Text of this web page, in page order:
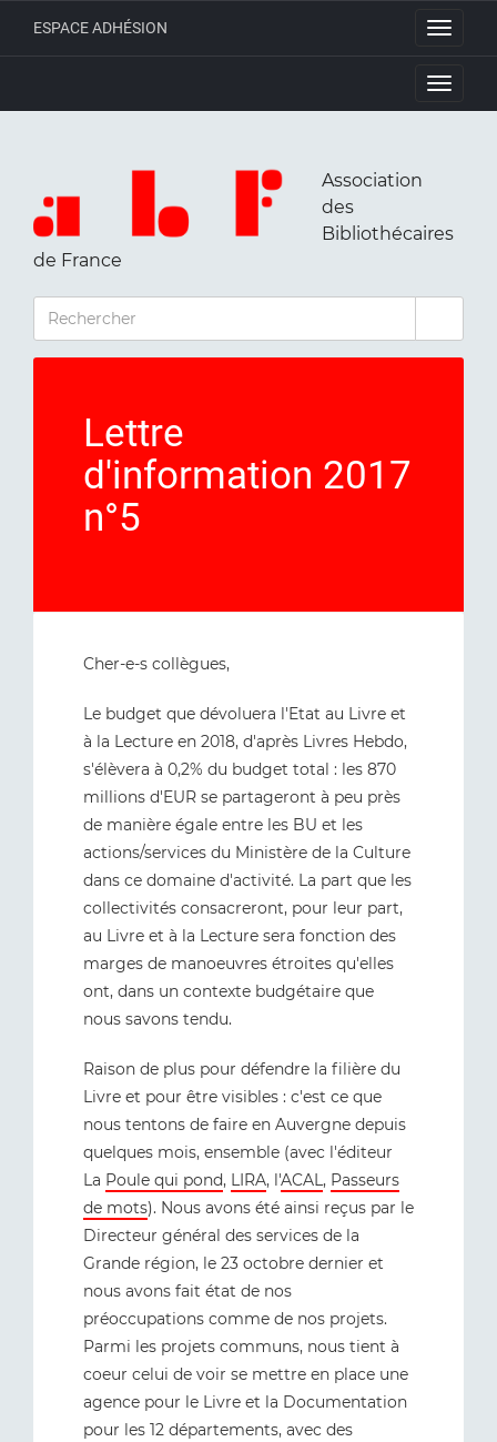
Toggle
ESPACE ADHÉSION
Toggle
Association
des
Bibliothécaires
de France
RECHERCHER
Lettre
d'information 2017
n°5
Cher-e-s collègues,
Le budget que dévoluera l'Etat au Livre et
à la Lecture en 2018, d'après Livres Hebdo,
s'élèvera à 0,2% du budget total : les 870
millions d'EUR se partageront à peu près
de manière égale entre les BU et les
actions/services du Ministère de la Culture
dans ce domaine d'activité. La part que les
collectivités consacreront, pour leur part,
au Livre et à la Lecture sera fonction des
marges de manoeuvres étroites qu'elles
ont, dans un contexte budgétaire que
nous savons tendu.
Raison de plus pour défendre la filière du
Livre et pour être visibles : c'est ce que
nous tentons de faire en Auvergne depuis
quelques mois, ensemble (avec l'éditeur
La Poule qui pond, LIRA, l'ACAL, Passeurs
de mots). Nous avons été ainsi reçus par le
Directeur général des services de la
Grande région, le 23 octobre dernier et
nous avons fait état de nos
préoccupations comme de nos projets.
Parmi les projets communs, nous tient à
coeur celui de voir se mettre en place une
agence pour le Livre et la Documentation
pour les 12 départements, avec des